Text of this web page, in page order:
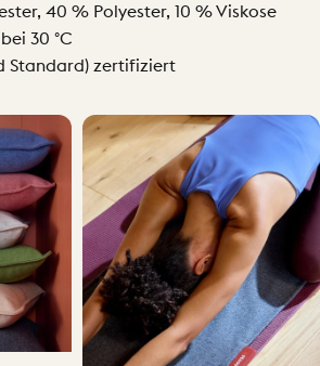
40 % Polyester, 10 % Viskose
30 °C
Standard) zertifiziert